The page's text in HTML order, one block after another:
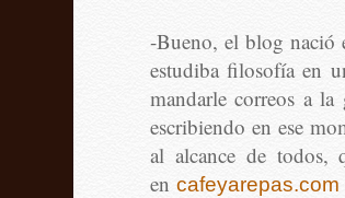
-Bueno, el blog nació
estudiba filosofía en
mandarle correos a la
escribiendo en ese
al alcance de todos,
en cafeyarepas.com